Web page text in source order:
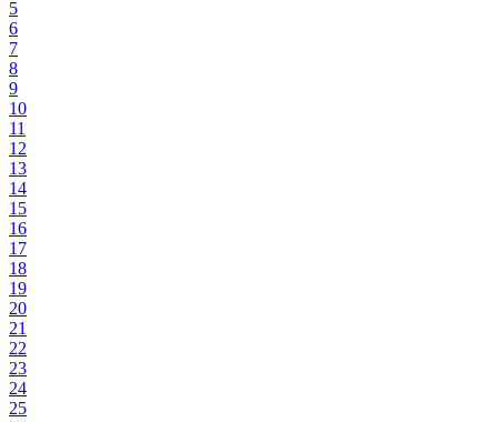
5
6
7
8
9
10
11
12
13
14
15
16
17
18
19
20
21
22
23
24
25